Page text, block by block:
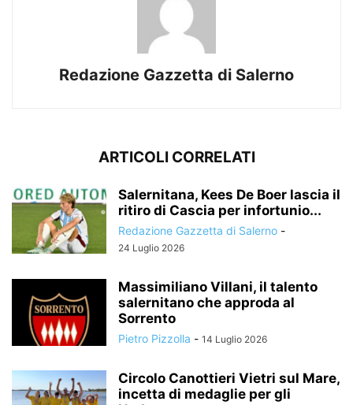
Redazione Gazzetta di Salerno
ARTICOLI CORRELATI
Salernitana, Kees De Boer lascia il
ritiro di Cascia per infortunio...
Redazione Gazzetta di Salerno -
24 Luglio 2026
Massimiliano Villani, il talento
salernitano che approda al
Sorrento
Pietro Pizzolla - 14 Luglio 2026
Circolo Canottieri Vietri sul Mare,
incetta di medaglie per gli